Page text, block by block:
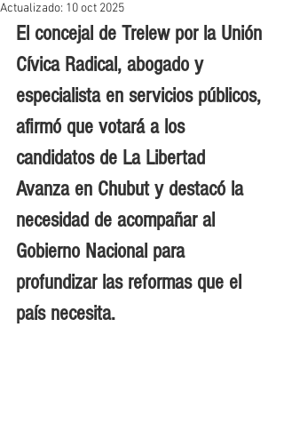
Actualizado: 10 oct 2025
El concejal de Trelew por la Unión
Cívica Radical, abogado y
especialista en servicios públicos,
afirmó que votará a los
candidatos de La Libertad
Avanza en Chubut y destacó la
necesidad de acompañar al
Gobierno Nacional para
profundizar las reformas que el
país necesita.